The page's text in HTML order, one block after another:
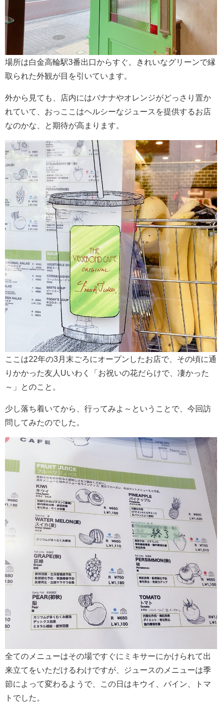
場所は白金高輪駅3番出口からすぐ。きれいなグリーンで縁
取られた外観が目を引いています。
外から見ても、店内にはバナナやオレンジがどっさり置か
れていて、おっここはヘルシーなジュースを提供するお店
なのかな、と期待が高まります。
ここは22年の3月末ごろにオープンしたお店で、その頃に通
りかかった友人Uいわく「お祝いの花だらけで、凄かった
～」とのこと。
少し落ち着いてから、行ってみよ～ということで、今回訪
問してみたのでした。
全てのメニューはその場ですぐにミキサーにかけられて出
来立てをいただけるわけですが、ジュースのメニューは季
節によって変わるようで、この日はキウイ、パイン、トマ
トでした。